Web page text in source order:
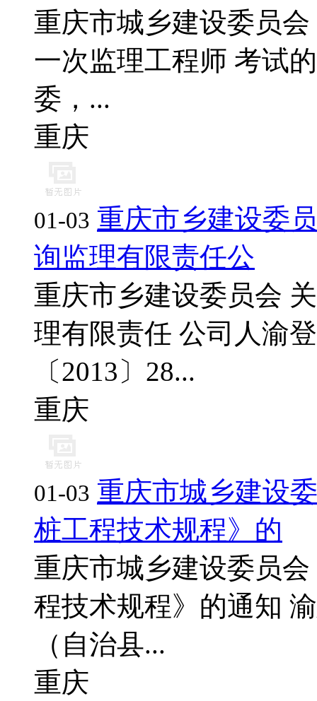
重庆市城乡建设委员
一次监理工程师 考试
委，...
重庆
01-03 重庆市乡建设委
询监理有限责任公
重庆市乡建设委员会
理有限责任 公司人渝
〔2013〕28...
重庆
01-03 重庆市城乡建设
桩工程技术规程》的
重庆市城乡建设委员
程技术规程》的通知
（自治县...
重庆